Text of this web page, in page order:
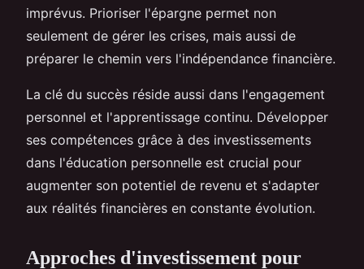
imprévus. Prioriser l'épargne permet non
seulement de gérer les crises, mais aussi de
préparer le chemin vers l'indépendance financière.
La clé du succès réside aussi dans l'engagement
personnel et l'apprentissage continu. Développer
ses compétences grâce à des investissements
dans l'éducation personnelle est crucial pour
augmenter son potentiel de revenu et s'adapter
aux réalités financières en constante évolution.
Approches d'investissement pour